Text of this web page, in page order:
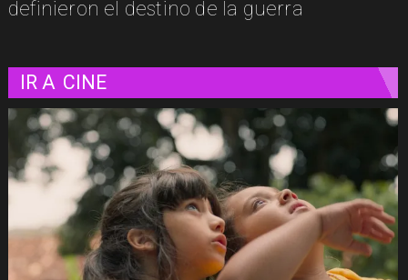
definieron el destino de la guerra
IR A CINE